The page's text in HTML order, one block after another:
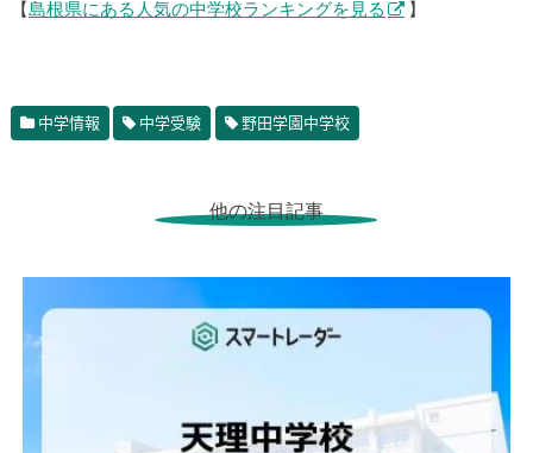
【 島根県にある人気の中学校ランキングを見る 】
中学情報 中学受験 野田学園中学校
他の注目記事